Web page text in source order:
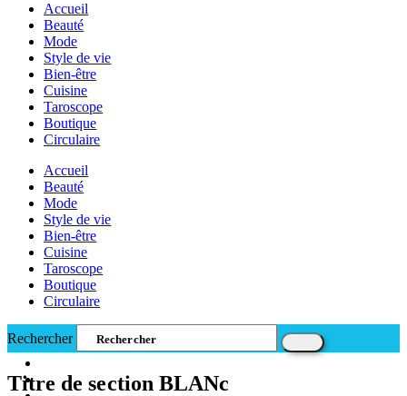
Accueil
Beauté
Mode
Style de vie
Bien-être
Cuisine
Taroscope
Boutique
Circulaire
Accueil
Beauté
Mode
Style de vie
Bien-être
Cuisine
Taroscope
Boutique
Circulaire
Rechercher
Titre de section BLANc